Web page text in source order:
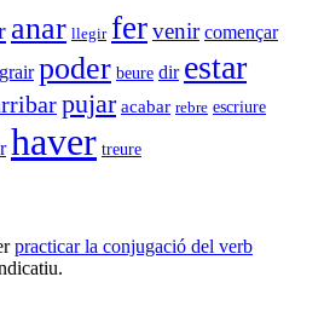
anar llegir fervenir començar
poder beure dir estar
pujar acabar rebre escriure
haver treure
practicar la conjugació del verb